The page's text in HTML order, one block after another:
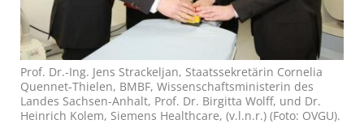
Prof. Dr.-Ing. Jens Strackeljan, Staatssekretärin Cornelia
Quennet-Thielen, BMBF, Wissenschaftsministerin des
Landes Sachsen-Anhalt, Prof. Dr. Birgitta Wolff, und Dr.
Heinrich Kolem, Siemens Healthcare, (v.l.n.r.) (Foto: OVGU).